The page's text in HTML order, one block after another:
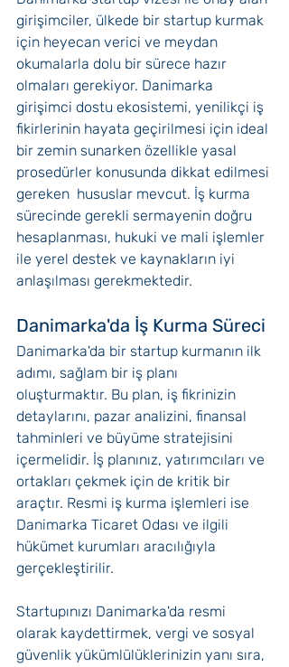
girişimciler, ülkede bir startup kurmak
için heyecan verici ve meydan
okumalarla dolu bir sürece hazır
olmaları gerekiyor. Danimarka
girişimci dostu ekosistemi, yenilikçi iş
fikirlerinin hayata geçirilmesi için ideal
bir zemin sunarken özellikle yasal
prosedürler konusunda dikkat edilmesi
gereken  hususlar mevcut. İş kurma
sürecinde gerekli sermayenin doğru
hesaplanması, hukuki ve mali işlemler
ile yerel destek ve kaynakların iyi
anlaşılması gerekmektedir.
Danimarka'da İş Kurma Süreci
Danimarka'da bir startup kurmanın ilk
adımı, sağlam bir iş planı
oluşturmaktır. Bu plan, iş fikrinizin
detaylarını, pazar analizini, finansal
tahminleri ve büyüme stratejisini
içermelidir. İş planınız, yatırımcıları ve
ortakları çekmek için de kritik bir
araçtır. Resmi iş kurma işlemleri ise
Danimarka Ticaret Odası ve ilgili
hükümet kurumları aracılığıyla
gerçekleştirilir.
Startupınızı Danimarka'da resmi
olarak kaydettirmek, vergi ve sosyal
güvenlik yükümlülüklerinizin yanı sıra,